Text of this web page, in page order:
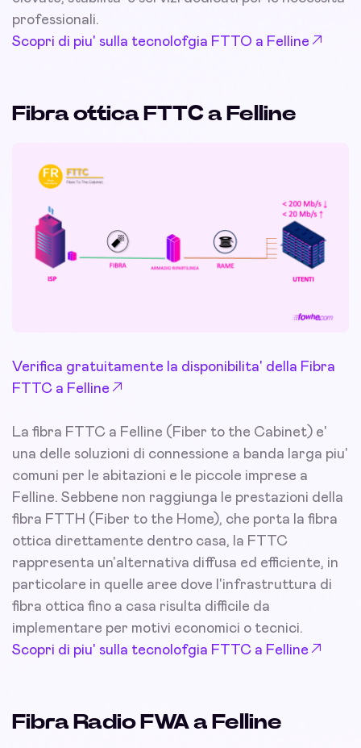
professionali.
Scopri di piu' sulla tecnolofgia FTTO a Felline
Fibra ottica FTTC a Felline
Verifica gratuitamente la disponibilita' della Fibra
FTTC a Felline
La fibra FTTC a Felline (Fiber to the Cabinet) e'
una delle soluzioni di connessione a banda larga piu'
comuni per le abitazioni e le piccole imprese a
Felline. Sebbene non raggiunga le prestazioni della
fibra FTTH (Fiber to the Home), che porta la fibra
ottica direttamente dentro casa, la FTTC
rappresenta un'alternativa diffusa ed efficiente, in
particolare in quelle aree dove l'infrastruttura di
fibra ottica fino a casa risulta difficile da
implementare per motivi economici o tecnici.
Scopri di piu' sulla tecnolofgia FTTC a Felline
Fibra Radio FWA a Felline